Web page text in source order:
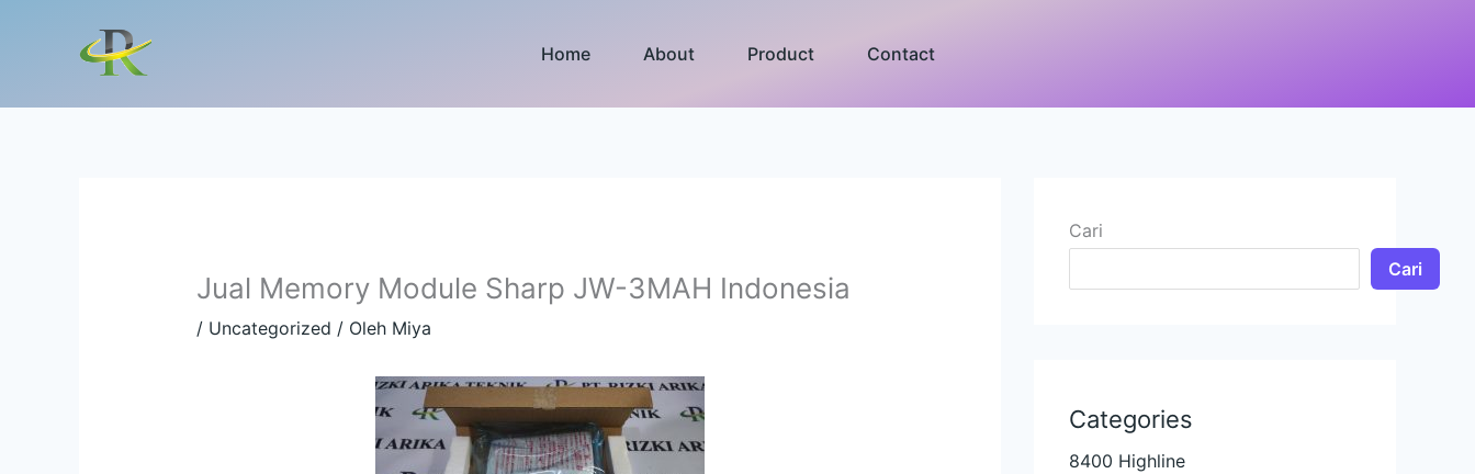
Home About Product Contact
Jual Memory Module Sharp JW-3MAH Indonesia
/ Uncategorized / Oleh Miya
Cari
Cari
Categories
8400 Highline